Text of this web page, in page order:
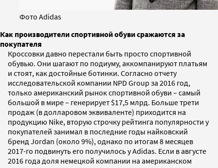
Фото Adidas
Как производители спортивной обуви сражаются за
покупателя
Кроссовки давно перестали быть просто спортивной
обувью. Они шагают по подиуму, аккомпанируют платьям
и стоят, как достойные ботинки. Согласно отчету
исследовательской компании NPD Group за 2016 год,
только американский рынок спортивной обуви – самый
большой в мире – генерирует $17,5 млрд. Больше трети
продаж (в долларовом эквиваленте) приходится на
продукцию Nike, вторую строчку рейтинга популярности у
покупателей занимал в последние годы найковский
бренд Jordan (около 9%), однако по итогам 8 месяцев
2017-го подвинуть его получилось у Adidas. Если в августе
2016 года доля немецкой компании на американском